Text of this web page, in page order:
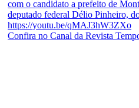
Confira no Canal da Revista